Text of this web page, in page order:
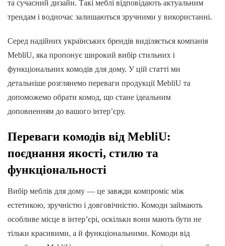
та сучасний дизайн. Такі меблі відповідають актуальним
трендам і водночас залишаються зручними у використанні.
Серед надійних українських брендів виділяється компанія
MebliU, яка пропонує широкий вибір стильних і
функціональних комодів для дому. У цій статті ми
детальніше розглянемо переваги продукції MebliU та
допоможемо обрати комод, що стане ідеальним
доповненням до вашого інтер’єру.
Переваги комодів від MebliU:
поєднання якості, стилю та
функціональності
Вибір меблів для дому — це завжди компроміс між
естетикою, зручністю і довговічністю. Комоди займають
особливе місце в інтер’єрі, оскільки вони мають бути не
тільки красивими, а й функціональними. Комоди від